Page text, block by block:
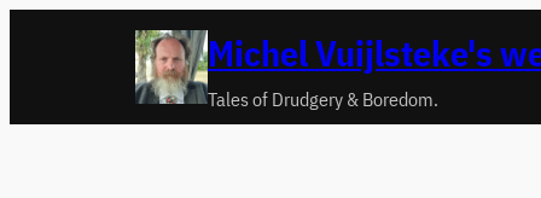
Michel Vuijlsteke's
Tales of Drudgery & Boredom.